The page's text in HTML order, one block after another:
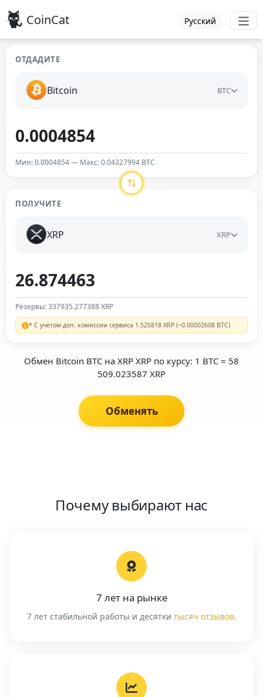
CoinCat Русский
ОТДАДИТЕ
Bitcoin BTC
Мин: 0.0004854 — Макс: 0.04327994 BTC
ПОЛУЧИТЕ
XRP XRP
Резервы: 337935.277388 XRP
* С учетом доп. комиссии сервиса 1.525818 XRP (~0.00002608 BTC)
Обмен Bitcoin BTC на XRP XRP по курсу: 1 BTC = 58
509.023587 XRP
Обменять
Почему выбирают нас
7 лет на рынке
7 лет стабильной работы и десятки тысяч отзывов.